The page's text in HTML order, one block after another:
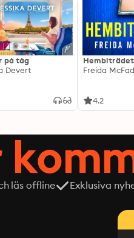
på tåg
Devert
Hembiträdet
Freida
4.2
läs offline Exklusiva